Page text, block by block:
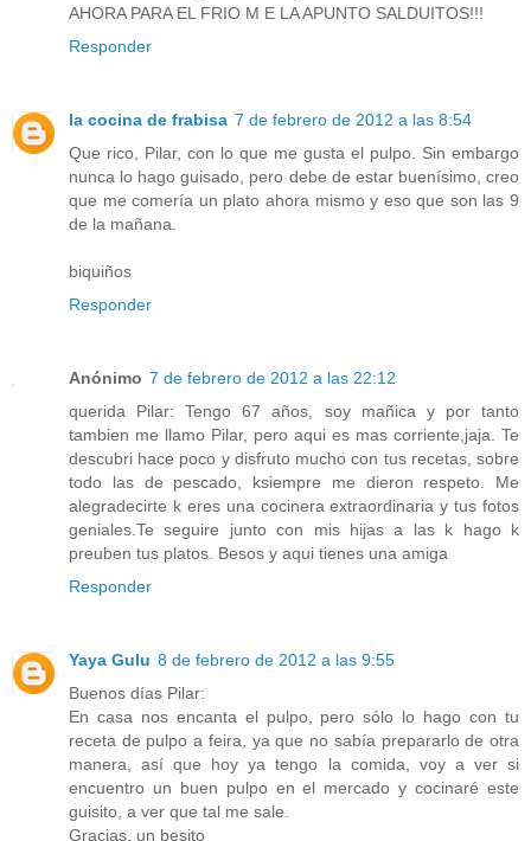
AHORA PARA EL FRIO M E LA APUNTO SALDUITOS!!!
Responder
la cocina de frabisa 7 de febrero de 2012 a las 8:54
Que rico, Pilar, con lo que me gusta el pulpo. Sin embargo
nunca lo hago guisado, pero debe de estar buenísimo, creo
que me comería un plato ahora mismo y eso que son las 9
de la mañana.
biquiños
Responder
Anónimo 7 de febrero de 2012 a las 22:12
querida Pilar: Tengo 67 años, soy mañica y por tanto
tambien me llamo Pilar, pero aqui es mas corriente,jaja. Te
descubri hace poco y disfruto mucho con tus recetas, sobre
todo las de pescado, ksiempre me dieron respeto. Me
alegradecirte k eres una cocinera extraordinaria y tus fotos
geniales.Te seguire junto con mis hijas a las k hago k
preuben tus platos. Besos y aqui tienes una amiga
Responder
Yaya Gulu 8 de febrero de 2012 a las 9:55
Buenos días Pilar:
En casa nos encanta el pulpo, pero sólo lo hago con tu
receta de pulpo a feira, ya que no sabía prepararlo de otra
manera, así que hoy ya tengo la comida, voy a ver si
encuentro un buen pulpo en el mercado y cocinaré este
guisito, a ver que tal me sale.
Gracias, un besito